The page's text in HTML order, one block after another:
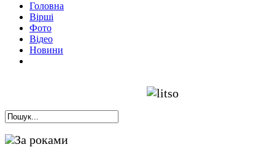
Головна
Вірші
Фото
Відео
Новини
За роками